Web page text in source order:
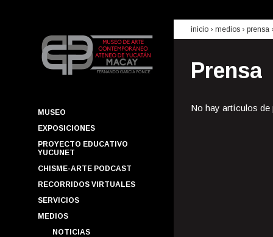
MUSEO
EXPOSICIONES
PROYECTO EDUCATIVO
YUCUNET
CHISME-ARTE PODCAST
RECORRIDOS VIRTUALES
SERVICIOS
MEDIOS
NOTICIAS
inicio › medios › prensa
Prensa
No hay artículos de